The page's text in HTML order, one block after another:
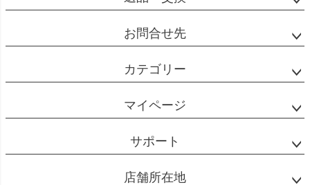
お問合せ先
カテゴリー
マイページ
サポート
店舗所在地